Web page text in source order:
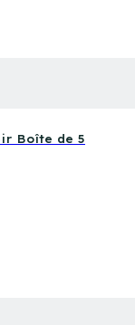
Boîte de 5